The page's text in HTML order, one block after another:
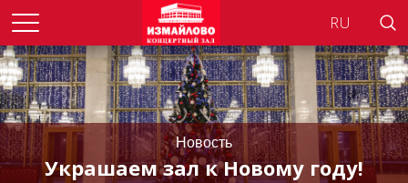
Новость
Украшаем зал к Новому году!